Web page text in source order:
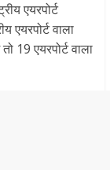
एयरपोर्ट
एयरपोर्ट वाला
19 एयरपोर्ट वाला